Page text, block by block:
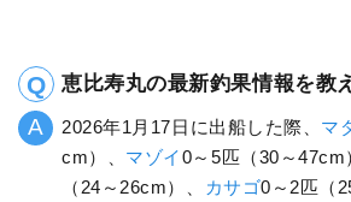
恵比寿丸の最新釣果情報を教
2026年1月17日に出船した際、 マ
cm）、 マゾイ0～5匹（30～47cm
（24～26cm）、
カサゴ0～2匹（